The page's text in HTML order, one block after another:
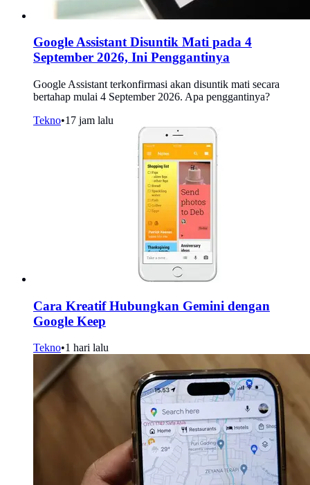
Google Assistant Disuntik Mati pada 4
September 2026, Ini Penggantinya
Google Assistant terkonfirmasi akan disuntik mati secara
bertahap mulai 4 September 2026. Apa penggantinya?
Tekno•17 jam lalu
Cara Kreatif Hubungkan Gemini dengan
Google Keep
Tekno•1 hari lalu